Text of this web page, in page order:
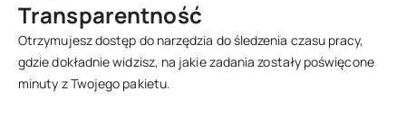
Transparentność
Otrzymujesz dostęp do narzędzia do śledzenia czasu pracy,
gdzie dokładnie widzisz, na jakie zadania zostały poświęcone
minuty z Twojego pakietu.